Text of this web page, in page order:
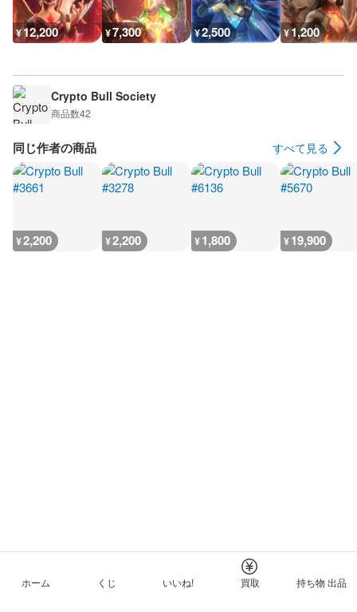
¥12,200 ¥7,300 ¥2,500 ¥1,200
Crypto Bull Society
商品数42
同じ作者の商品 すべて見る
¥2,200 ¥2,200 ¥1,800 ¥19,900
ホーム くじ いいね! 買取 持ち物 出品